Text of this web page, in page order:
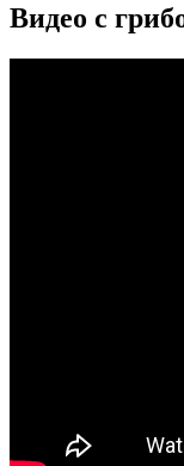
Видео с